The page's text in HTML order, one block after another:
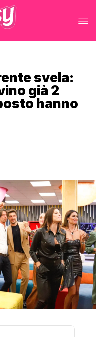
svela:
già 2
hanno